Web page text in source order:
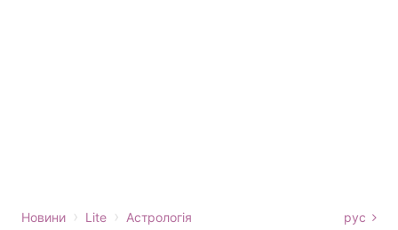
Новини › Lite › Астрологія рус